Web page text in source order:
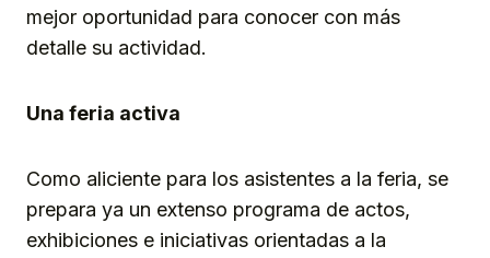
mejor oportunidad para conocer con más
detalle su actividad.
Una feria activa
Como aliciente para los asistentes a la feria, se
prepara ya un extenso programa de actos,
exhibiciones e iniciativas orientadas a la